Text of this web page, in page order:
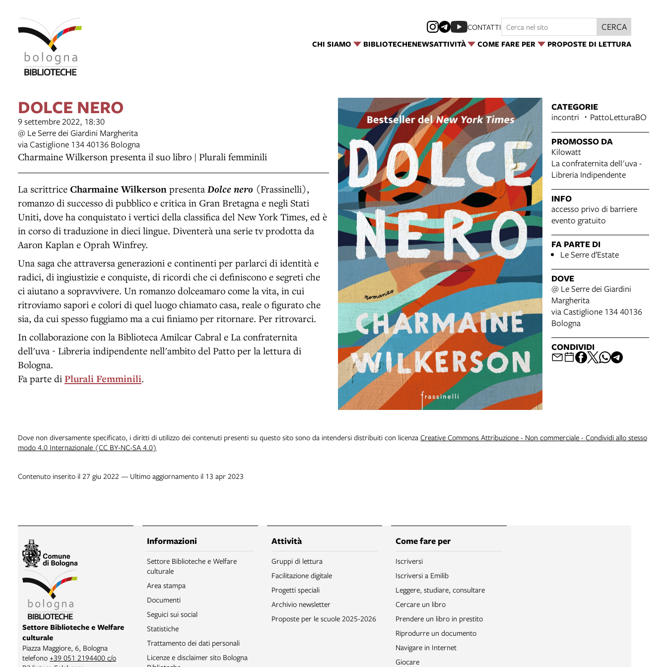
CHI SIAMO BIBLIOTECHENEWSATTIVITÀ COME FARE PER PROPOSTE DI LETTURA
CONTATTI CERCA
DOLCE NERO
9 settembre 2022, 18:30
@ Le Serre dei Giardini Margherita
via Castiglione 134 40136 Bologna
Charmaine Wilkerson presenta il suo libro | Plurali femminili
La scrittrice Charmaine Wilkerson presenta Dolce nero (Frassinelli),
romanzo di successo di pubblico e critica in Gran Bretagna e negli Stati
Uniti, dove ha conquistato i vertici della classifica del New York Times, ed è
in corso di traduzione in dieci lingue. Diventerà una serie tv prodotta da
Aaron Kaplan e Oprah Winfrey.
Una saga che attraversa generazioni e continenti per parlarci di identità e
radici, di ingiustizie e conquiste, di ricordi che ci definiscono e segreti che
ci aiutano a sopravvivere. Un romanzo dolceamaro come la vita, in cui
ritroviamo sapori e colori di quel luogo chiamato casa, reale o figurato che
sia, da cui spesso fuggiamo ma a cui finiamo per ritornare. Per ritrovarci.
In collaborazione con la Biblioteca Amilcar Cabral e La confraternita
dell'uva - Libreria indipendente nell'ambito del Patto per la lettura di
Bologna.
Fa parte di Plurali Femminili.
CATEGORIE
incontri
PattoLetturaBO
PROMOSSO DA
Kilowatt
La confraternita dell'uva -
Libreria Indipendente
INFO
accesso privo di barriere
evento gratuito
FA PARTE DI
Le Serre d’Estate
DOVE
@ Le Serre dei Giardini
Margherita
via Castiglione 134 40136
Bologna
CONDIVIDI
Dove non diversamente specificato, i diritti di utilizzo dei contenuti presenti su questo sito sono da intendersi distribuiti con licenza Creative Commons Attribuzione - Non commerciale - Condividi allo stesso
modo 4.0 Internazionale (CC BY-NC-SA 4.0)
Contenuto inserito il 27 giu 2022 — Ultimo aggiornamento il 13 apr 2023
Settore Biblioteche e Welfare
culturale
Piazza Maggiore, 6, Bologna
telefono +39 051 2194400 c/o
Informazioni
Settore Biblioteche e Welfare
culturale
Area stampa
Documenti
Seguici sui social
Statistiche
Trattamento dei dati personali
Licenze e disclaimer sito Bologna
Attività
Gruppi di lettura
Facilitazione digitale
Progetti speciali
Archivio newsletter
Proposte per le scuole 2025-2026
Come fare per
Iscriversi
Iscriversi a Emilib
Leggere, studiare, consultare
Cercare un libro
Prendere un libro in prestito
Riprodurre un documento
Navigare in Internet
Giocare